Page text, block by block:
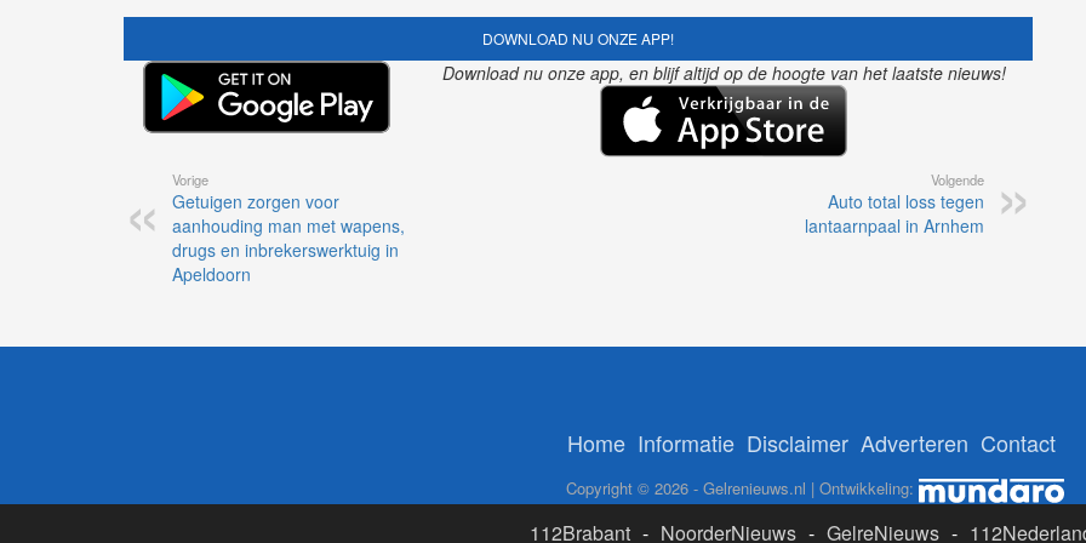
DOWNLOAD NU ONZE APP!
Download nu onze app, en blijf altijd op de hoogte van het laatste nieuws!
Vorige
Getuigen zorgen voor
aanhouding man met wapens,
drugs en inbrekerswerktuig in
Apeldoorn
Volgende
Auto total loss tegen
lantaarnpaal in Arnhem
Home Informatie Disclaimer Adverteren Contact
Copyright © 2026 - Gelrenieuws.nl | Ontwikkeling:
112Brabant - NoorderNieuws - GelreNieuws -